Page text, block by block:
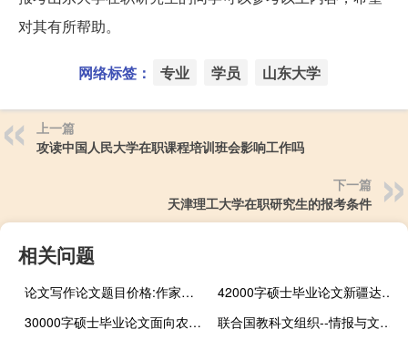
对其有所帮助。
网络标签： 专业 学员 山东大学
上一篇
攻读中国人民大学在职课程培训班会影响工作吗
下一篇
天津理工大学在职研究生的报考条件
相关问题
论文写作论文题目价格:作家应该学会转变观念
42000字硕士毕业论文新疆达斡尔族物质生活民俗研究——以阿西尔达斡尔族乡为例
30000字硕士毕业论文面向农村政策的农村商品流通管理信息系统设计
联合国教科文组织--情报与文献科学技术概论(关于联合国教科文组织--情报与文献科学技术概论简述)